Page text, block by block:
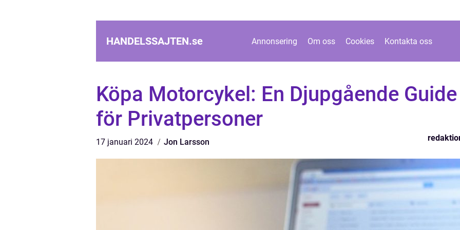
HANDELSSAJTEN.se Annonsering Om oss Cookies Kontakta oss
Köpa Motorcykel: En Djupgående Guide
för Privatpersoner
17 januari 2024 Jon Larsson